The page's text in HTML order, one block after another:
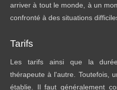
arriver à tout le monde, à un
confronté à des situations
Tarifs
Les tarifs ainsi que la
thérapeute à l'autre. Toutefois,
établie. Il faut généralement